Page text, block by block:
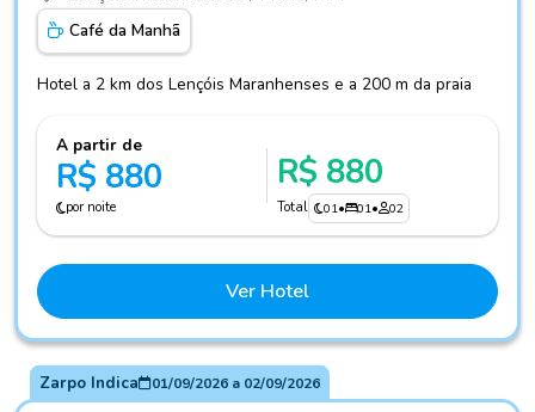
Café da Manhã
Hotel a 2 km dos Lençóis Maranhenses e a 200 m da praia
A partir de
R$ 880
por noite
R$ 880
Total 01• 01• 02
Ver Hotel
Zarpo Indica 01/09/2026a 02/09/2026